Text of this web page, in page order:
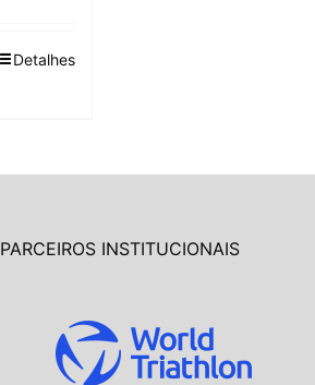
Detalhes
PARCEIROS INSTITUCIONAIS